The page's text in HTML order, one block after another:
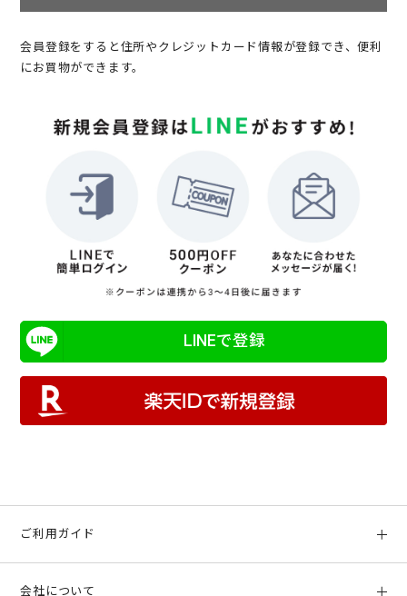
会員登録をすると住所やクレジットカード情報が登録でき、便利
にお買物ができます。
LINEで登録
ご利用ガイド
会社について